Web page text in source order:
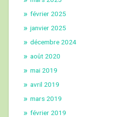
février 2025
janvier 2025
décembre 2024
août 2020
mai 2019
avril 2019
mars 2019
février 2019